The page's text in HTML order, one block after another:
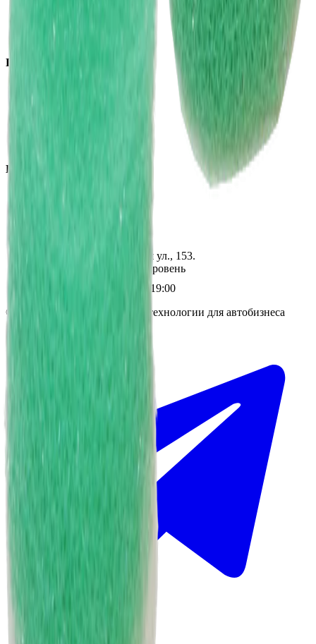
Инструменты
Аксессуары
Покупателям
Контакты
+7 (495) 135-35-99
Москва, Люблинская ул., 153.
ТЦ «Люблю Молл», -1 уровень
Ежедневно 10:00 — 19:00
©
2026 InSafe.ru — Товары и технологии для автобизнеса